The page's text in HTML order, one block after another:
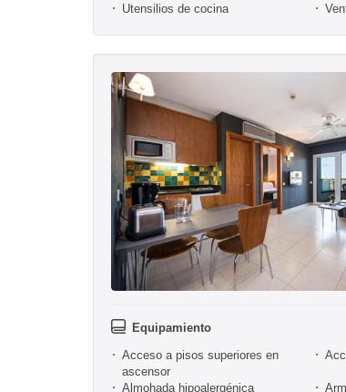
Utensilios de cocina
Equipamiento
Acceso a pisos superiores en
ascensor
Almohada hipoalergénica